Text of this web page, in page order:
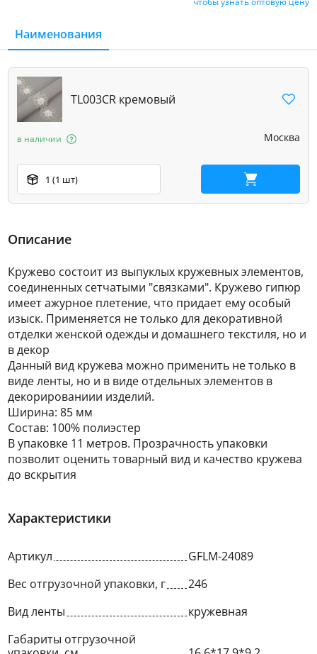
Наименования
TL003CR кремовый
Москва
в наличии
1 (1 шт) В корзину
Описание
Кружево состоит из выпуклых кружевных элементов,
соединенных сетчатыми "связками". Кружево гипюр
имеет ажурное плетение, что придает ему особый
изыск. Применяется не только для декоративной
отделки женской одежды и домашнего текстиля, но и
в декор
Данный вид кружева можно применить не только в
виде ленты, но и в виде отдельных элементов в
декорированиии изделий.
Ширина: 85 мм
Состав: 100% полиэстер
В упаковке 11 метров. Прозрачность упаковки
позволит оценить товарный вид и качество кружева
до вскрытия
Характеристики
Артикул
GFLM-24089
Вес отгрузочной упаковки, г
246
Вид ленты
кружевная
Габариты отгрузочной